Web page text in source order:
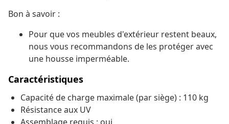
Bon à savoir :
Pour que vos meubles d'extérieur restent beaux,
nous vous recommandons de les protéger avec
une housse imperméable.
Caractéristiques
Capacité de charge maximale (par siège) : 110 kg
Résistance aux UV